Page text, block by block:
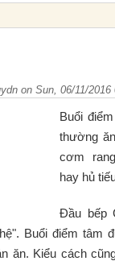
on Sun, 06/11/2016
Buổi
thường
cơm
hay hủ
Ðầu bếp
Buổi điểm tâm
ăn. Kiểu cách